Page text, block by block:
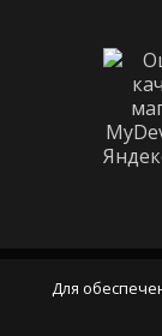
Для